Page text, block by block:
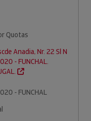
Quotas
Anadia, Nr. 22 Sl N
- FUNCHAL.
- FUNCHAL